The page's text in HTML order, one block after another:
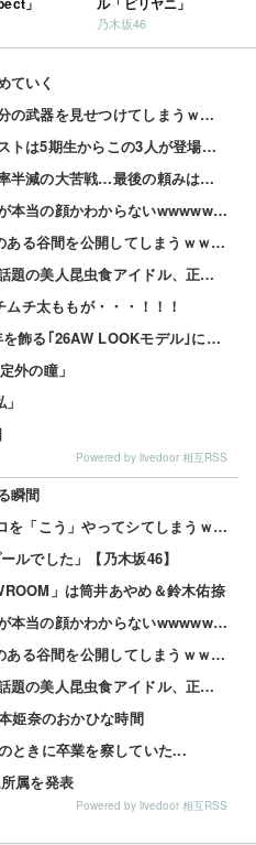
乃木坂46
ていく
【画像】声優の澤田姫さん、自分の武器を見せつけてしまうｗｗｗｗ
マジか！次週のバナナムーンゲストは5期生からこの3人が登場！！！【乃木坂46】
内田有紀『ラストノート』視聴率半減の大苦戦…最後の頼みは「優子劇場」坂井真紀の “猟奇的演技” が救...
【画像】すっぴんめるる、どれが本当の顔かわからないwwwww 他
【動画】大場久美子(63)、ハリのある谷間を公開してしまうｗｗｗ 他
【にわか御免】胸揉みたすぎて話題の美人昆虫食アイドル、正体がこちらwwwwww 他
ムチ太ももが・・・！！！
金川紗耶ちゃん、rienda 20周年を飾る｢26AW LOOKモデル｣に就任！！！【乃木坂46】
外の瞳」
Powered by livedoor 相互RSS
瞬間
【速報】 乃木坂5期生、すぐベロを「こう」やってシてしまうｗｗｗｗｗｗ
ルでした」【乃木坂46】
」は筒井あやめ＆鈴木佑捺
【画像】すっぴんめるる、どれが本当の顔かわからないwwwww 他
【動画】大場久美子(63)、ハリのある谷間を公開してしまうｗｗｗ 他
【にわか御免】胸揉みたすぎて話題の美人昆虫食アイドル、正体がこちらwwwwww 他
姫奈のおかひな時間
ときに卒業を察していた...
属を発表
Powered by livedoor 相互RSS